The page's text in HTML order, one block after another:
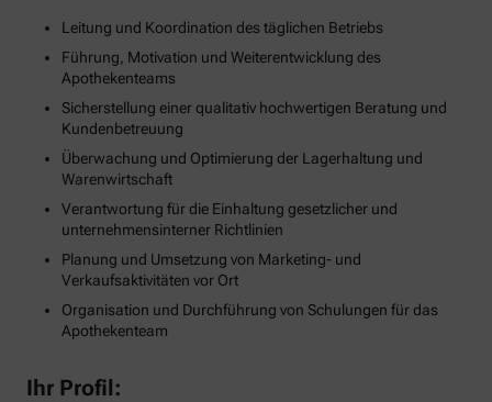
Leitung und Koordination des täglichen Betriebs
Führung, Motivation und Weiterentwicklung des
Apothekenteams
Sicherstellung einer qualitativ hochwertigen Beratung und
Kundenbetreuung
Überwachung und Optimierung der Lagerhaltung und
Warenwirtschaft
Verantwortung für die Einhaltung gesetzlicher und
unternehmensinterner Richtlinien
Planung und Umsetzung von Marketing- und
Verkaufsaktivitäten vor Ort
Organisation und Durchführung von Schulungen für das
Apothekenteam
Ihr Profil: